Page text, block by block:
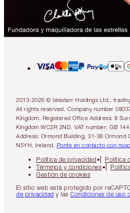
2013-2026 © Islestarr Holdings Ltd.,
All rights reserved. Company number
Kingdom. Registered Office Address: 8
Kingdom WC2R 2ND. VAT number: GB
Address: Ormond Building, 31-36 Ormond
N5YH, Ireland. Ponte en contacto con
Política de privacidad
Política
Términos y condiciones
Gestión de cookies
El sitio web está protegido por
de privacidad y las Condiciones de uso